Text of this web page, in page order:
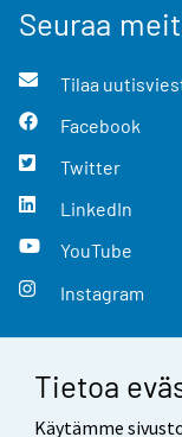
Tietoa
Käytämme
Seuraa
Tilaa
Facebook
Twitter
LinkedIn
YouTube
Instagram
Yhteystiedot